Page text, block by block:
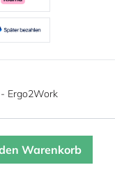
Warenkorb
Ergo2Work
Cookie-Einstellungen